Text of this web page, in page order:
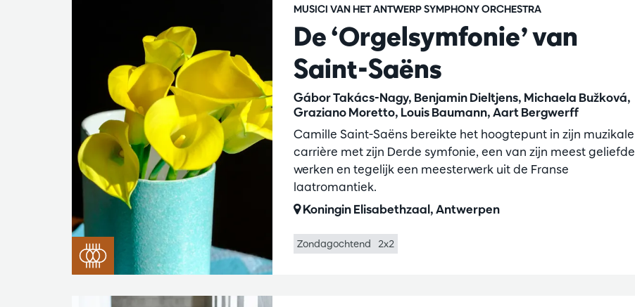
De ‘Orgelsymfonie’ van
Saint-Saëns
Gábor Takács-Nagy, Benjamin Dieltjens, Michaela Bužková,
Graziano Moretto, Louis Baumann, Aart Bergwerff
MUSICI VAN HET ANTWERP SYMPHONY ORCHESTRA
Camille Saint-Saëns bereikte het hoogtepunt in zijn muzikale
carrière met zijn Derde symfonie, een van zijn meest geliefde
werken en tegelijk een meesterwerk uit de Franse
laatromantiek.
Koningin Elisabethzaal, Antwerpen
Zondagochtend 2x2